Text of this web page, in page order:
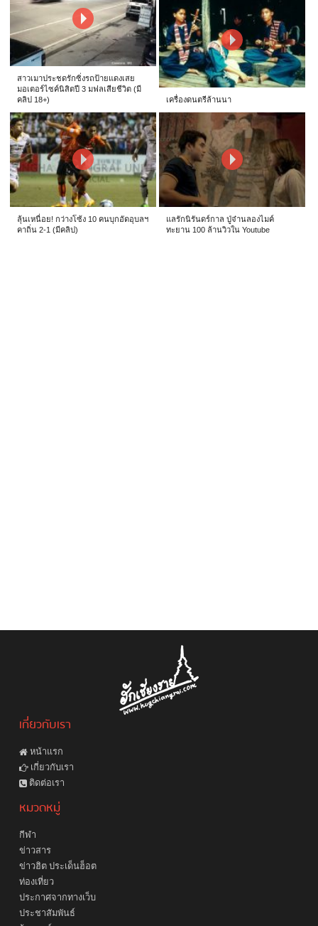
สาวเมาประชดรักซิ่งรถป้ายแดงเสย
มอเตอร์ไซค์นิสิตปี 3 มฟลเสียชีวิต (มี
คลิป 18+)
เครื่องดนตรีล้านนา
ลุ้นเหนื่อย! กว่างโซ้ง 10 คนบุกอัดอุบลฯ
คาถิ่น 2-1 (มีคลิป)
แลรักนิรันดร์กาล ปู่จ๋านลองไมค์
ทะยาน 100 ล้านวิวใน Youtube
เกี่ยวกับเรา
หน้าแรก
เกี่ยวกับเรา
ติดต่อเรา
หมวดหมู่
กีฬา
ข่าวสาร
ข่าวฮิต ประเด็นฮ็อต
ท่องเที่ยว
ประกาศจากทางเว็บ
ประชาสัมพันธ์